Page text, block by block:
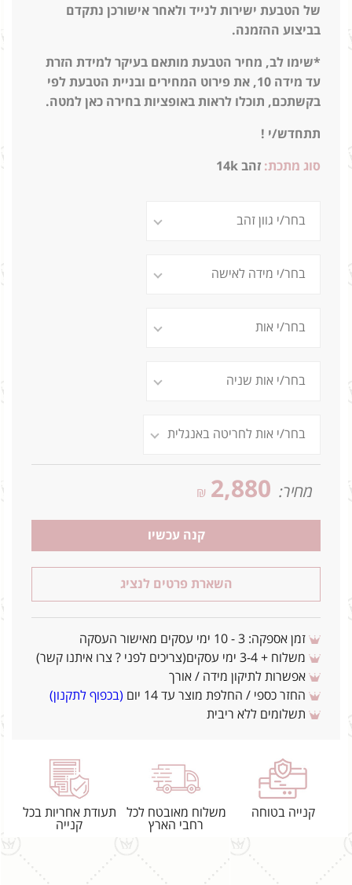
של הטבעת ישירות לנייד ולאחר אישורכן נתקדם
בביצוע ההזמנה.
*שימו לב, מחיר הטבעת מותאם בעיקר למידת הזרת
עד מידה 10,
את פירוט המחירים ובניית הטבעת לפי
בקשתכם, תוכלו לראות באופציות בחירה כאן למטה.
תתחדש/י !
סוג מתכת: זהב 14k
מחיר: 2,880
₪
קנה עכשיו
השארת פרטים לנציג
זמן אספקה: 3 - 10 ימי עסקים מאישור העסקה
משלוח + 3-4 ימי עסקים(צריכים לפני ? צרו איתנו קשר)
אפשרות לתיקון מידה / אורך
החזר כספי / החלפת מוצר עד 14 יום
(בכפוף לתקנון)
תשלומים ללא ריבית
קנייה בטוחה
משלוח מאובטח לכל
רחבי הארץ
תעודת אחריות בכל
קנייה